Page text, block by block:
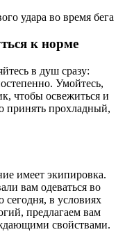
удара во время бега
к норме
в душ сразу:
Умойтесь,
чтобы освежиться и
принять прохладный,
имеет экипировка.
вам одеваться во
сегодня, в условиях
предлагаем вам
свойствами.